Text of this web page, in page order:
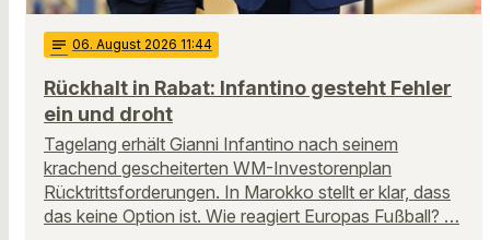
notes 06. August 2026 11:44
Rückhalt in Rabat: Infantino gesteht Fehler
ein und droht
Tagelang erhält Gianni Infantino nach seinem
krachend gescheiterten WM-Investorenplan
Rücktrittsforderungen. In Marokko stellt er klar, dass
das keine Option ist. Wie reagiert Europas Fußball? …